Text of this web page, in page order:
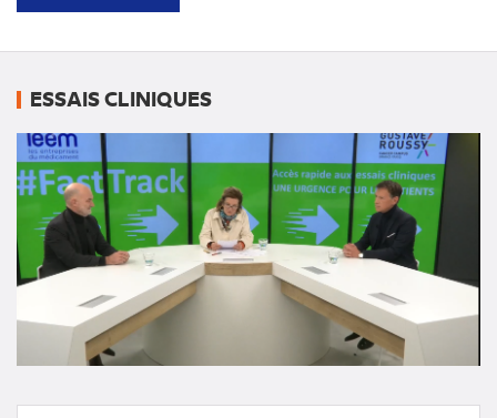
ESSAIS CLINIQUES